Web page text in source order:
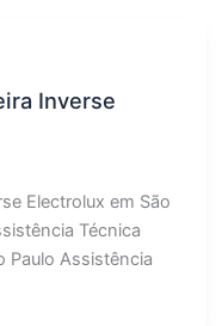
Inverse
Electrolux em São
Técnica
Paulo Assistência